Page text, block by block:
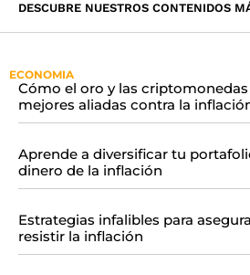
DESCUBRE NUESTROS CONTENIDOS
ECONOMIA
Cómo el oro y las
mejores aliadas contra la
Aprende a diversificar tu
dinero de la inflación
Estrategias infalibles para
resistir la inflación